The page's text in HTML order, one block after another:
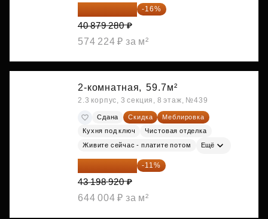
34 338 595 ₽ -16%
40 879 280 ₽
574 224 ₽ за м²
2-комнатная, 59.7м²
2.3 корпус, 3 секция, 8 этаж, №439
Сдана Скидка
Меблировка
Кухня под ключ
Чистовая отделка
Живите сейчас - платите потом Ещё
38 447 039 ₽ -11%
43 198 920 ₽
644 004 ₽ за м²